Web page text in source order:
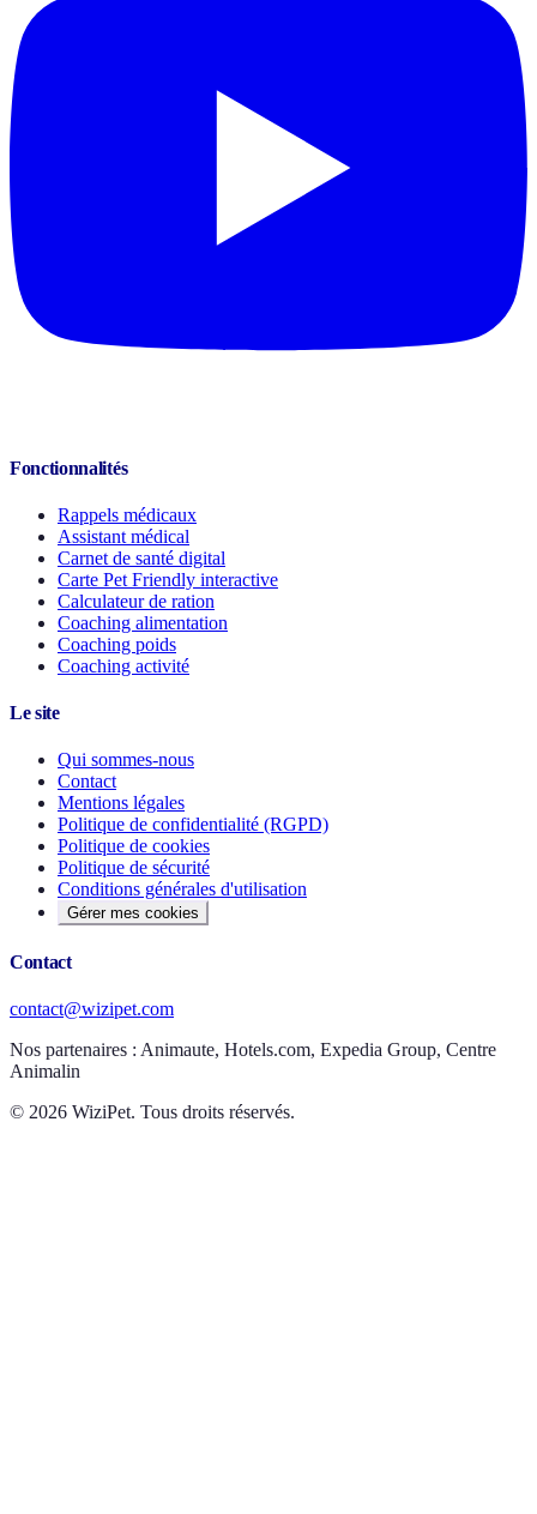
Fonctionnalités
Rappels médicaux
Assistant médical
Carnet de santé digital
Carte Pet Friendly interactive
Calculateur de ration
Coaching alimentation
Coaching poids
Coaching activité
Le site
Qui sommes-nous
Contact
Mentions légales
Politique de confidentialité (RGPD)
Politique de cookies
Politique de sécurité
Conditions générales d'utilisation
Gérer mes cookies
Contact
contact@wizipet.com
Nos partenaires : Animaute, Hotels.com, Expedia Group, Centre
Animalin
© 2026 WiziPet. Tous droits réservés.